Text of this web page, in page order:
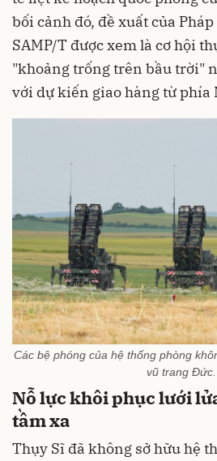
bối cảnh đó, đề xuất của
SAMP/T được xem là cơ hội
"khoảng trống trên bầu trời"
với dự kiến giao hàng từ phía
Các bệ phóng của hệ thống phòng
vũ trang Đức.
Nỗ lực khôi phục lưới
tầm xa
Thụy Sĩ đã không sở hữu hệ